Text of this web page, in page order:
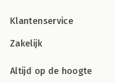
Klantenservice
Zakelijk
Altijd op de hoogte